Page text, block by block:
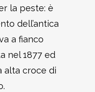
la peste: è
dell’antica
a fianco
nel 1877 ed
alta croce di